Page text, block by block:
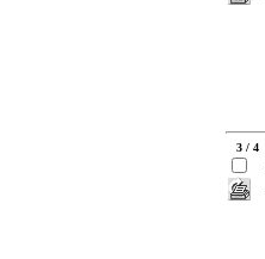
3 / 4